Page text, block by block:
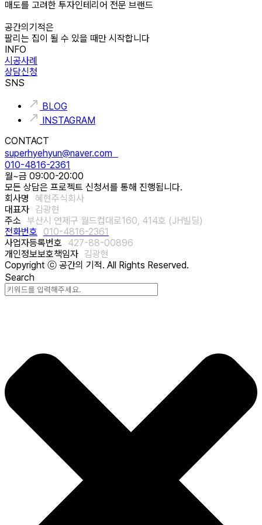
매도를 고려한 투자인테리어 전문 브랜드
공간의기적은
팔리는 집이 될 수 있을 때만 시작합니다
INFO
시공사례
상담신청
SNS
BLOG
INSTAGRAM
CONTACT
superhyehyun@naver.com
010-4816-2361
월~금 09:00-20:00
모든 상담은 프로젝트 신청서를 통해 진행됩니다.
회사명
혜현주식회사
대표자 김광현
주소 부산시 연제구 월드컵대로160, 414호 (JH빌딩)
전화번호
010-4816-2361
사업자등록번호
427-88-00896
개인정보보호책임자 김광현
Copyright ⓒ 공간의 기적. All Rights Reserved.
Search